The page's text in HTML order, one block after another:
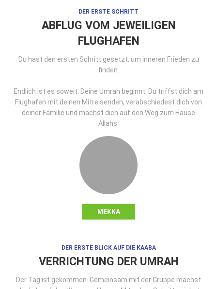
MEKKA
DER ERSTE SCHRITT
ABFLUG VOM JEWEILIGEN
FLUGHAFEN
Du hast den ersten Schritt gesetzt, um inneren Frieden zu
finden.
Endlich ist es soweit. Deine Umrah beginnt. Du triffst dich am
Flughafen mit deinen Mitreisenden, verabschiedest dich von
deiner Familie und machst dich auf den Weg zum Hause
Allahs.
DER ERSTE BLICK AUF DIE KAABA
VERRICHTUNG DER UMRAH
Der Tag ist gekommen. Gemeinsam mit der Gruppe machst